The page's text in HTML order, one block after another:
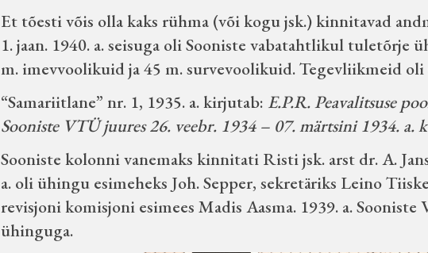
Et tõesti võis olla kaks rühma (või kogu jsk.) kinnitavad
1. jaan. 1940. a. seisuga oli Sooniste vabatahtlikul
m. imevvoolikuid ja 45 m. survevoolikuid. Tegevliikmeid oli
“Samariitlane” nr. 1, 1935. a. kirjutab: E.P.R. Peavalitsuse
Sooniste VTÜ juures 26. veebr. 1934 – 07. märtsini 1934. a.
Sooniste kolonni vanemaks kinnitati Risti jsk. arst dr. A.
a. oli ühingu esimeheks Joh. Sepper, sekretäriks Leino
revisjoni komisjoni esimees Madis Aasma. 1939. a.
ühinguga.